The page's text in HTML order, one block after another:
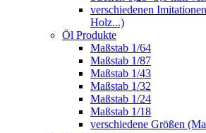
verschiedenen
Holz...)
Öl Produkte
Maßstab 1/64
Maßstab 1/87
Maßstab 1/43
Maßstab 1/32
Maßstab 1/24
Maßstab 1/18
verschiedene Größen